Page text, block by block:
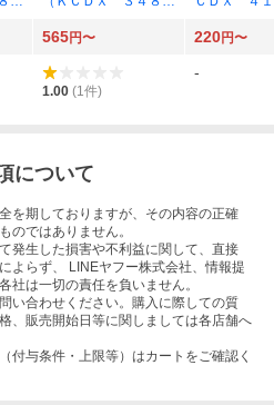
565円〜 220円〜
1.00 (1件)
-
について
を期しておりますが、その内容の正確
のではありません。
発生した損害や不利益に関して、直接
よらず、 LINEヤフー株式会社、情報提
社は一切の責任を負いません。
い合わせください。購入に際しての質
、販売開始日等に関しましては各店舗へ
付与条件・上限等）はカートをご確認く